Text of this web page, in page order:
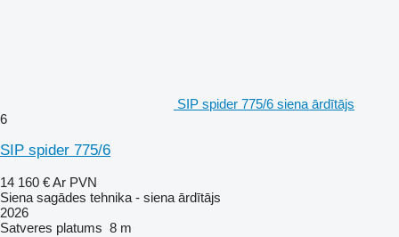
SIP spider 775/6 siena ārdītājs
6
SIP spider 775/6
14 160 €Ar PVN
Siena sagādes tehnika - siena ārdītājs
2026
Satveres platums 8 m